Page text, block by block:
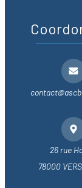
26 rue
78000